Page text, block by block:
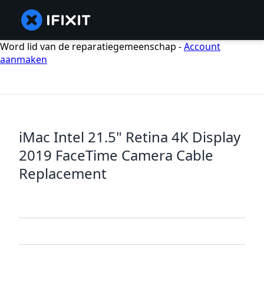
Word lid van de reparatiegemeenschap -Account
aanmaken
iMac Intel 21.5" Retina 4K Display
2019 FaceTime Camera Cable
Replacement